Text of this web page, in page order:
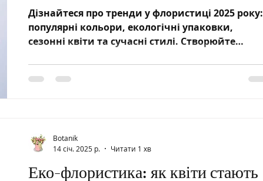
Дізнайтеся про тренди у флористиці 2025 року:
популярні кольори, екологічні упаковки,
сезонні квіти та сучасні стилі. Створюйте
Еко-флористика: як квіти стають
Botanik
14 січ. 2025 р.
Читати 1 хв